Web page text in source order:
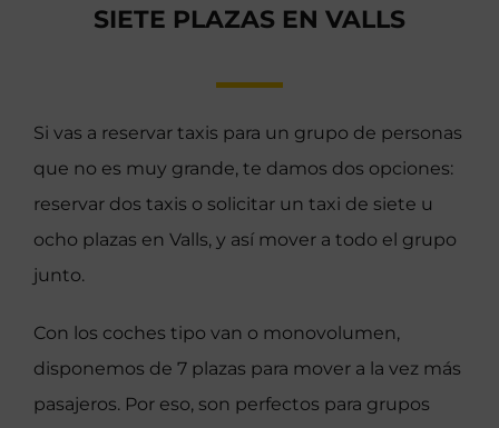
SIETE PLAZAS EN VALLS
Si vas a reservar taxis para un grupo de personas
que no es muy grande, te damos dos opciones:
reservar dos taxis o solicitar un taxi de siete u
ocho plazas en Valls, y así mover a todo el grupo
junto.
Con los coches tipo van o monovolumen,
disponemos de 7 plazas para mover a la vez más
pasajeros. Por eso, son perfectos para grupos